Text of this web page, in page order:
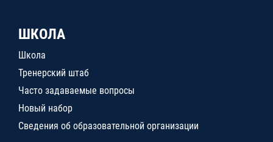
ШКОЛА
Школа
Тренерский штаб
Часто задаваемые вопросы
Новый набор
Сведения об образовательной организации